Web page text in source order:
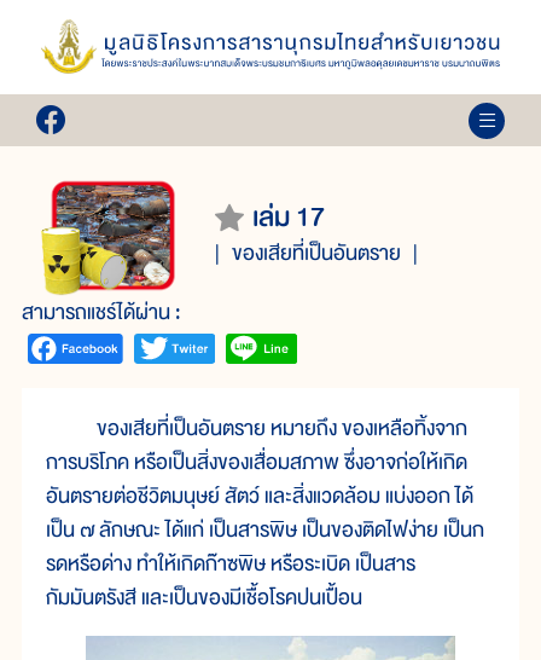
เล่ม 17
ของเสียที่เป็นอันตราย
สามารถแชร์ได้ผ่าน :
ของเสียที่เป็นอันตราย หมายถึง ของเหลือทิ้งจาก
การบริโภค หรือเป็นสิ่งของเสื่อมสภาพ ซึ่งอาจก่อให้เกิด
อันตรายต่อชีวิตมนุษย์ สัตว์ และสิ่งแวดล้อม แบ่งออก ได้
เป็น ๗ ลักษณะ ได้แก่ เป็นสารพิษ เป็นของติดไฟง่าย เป็นก
รดหรือด่าง ทำให้เกิดก๊าซพิษ หรือระเบิด เป็นสาร
กัมมันตรังสี และเป็นของมีเชื้อโรคปนเปื้อน